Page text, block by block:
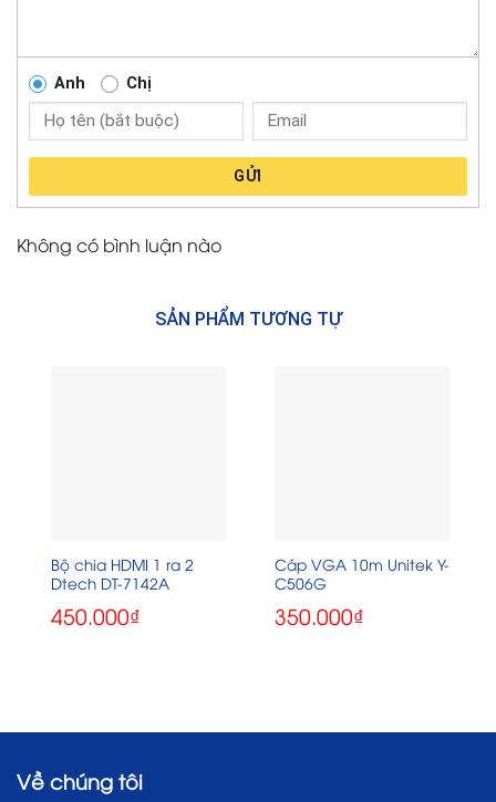
Anh Chị
GỬI
Không có bình luận nào
SẢN PHẨM TƯƠNG TỰ
Bộ chia HDMI 1 ra 2
Dtech DT-7142A
450.000₫
Cáp VGA 10m Unitek Y-
C506G
350.000₫
Về chúng tôi